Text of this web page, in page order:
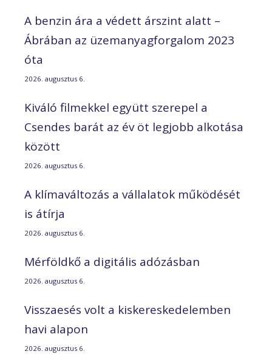
A benzin ára a védett árszint alatt –
Ábrában az üzemanyagforgalom 2023
óta
2026. augusztus 6.
Kiváló filmekkel együtt szerepel a
Csendes barát az év öt legjobb alkotása
között
2026. augusztus 6.
A klímaváltozás a vállalatok működését
is átírja
2026. augusztus 6.
Mérföldkő a digitális adózásban
2026. augusztus 6.
Visszaesés volt a kiskereskedelemben
havi alapon
2026. augusztus 6.